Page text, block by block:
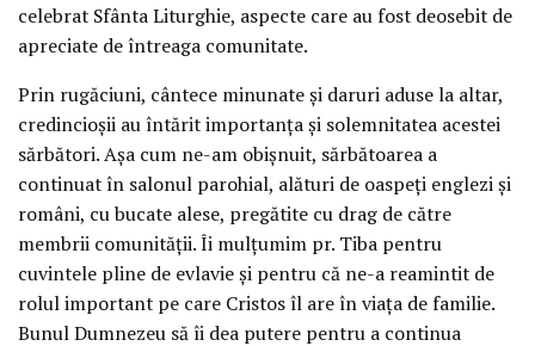
celebrat Sfânta Liturghie, aspecte care au fost deosebit de
apreciate de întreaga comunitate.
Prin rugăciuni, cântece minunate și daruri aduse la altar,
credincioșii au întărit importanța și solemnitatea acestei
sărbători. Așa cum ne-am obișnuit, sărbătoarea a
continuat în salonul parohial, alături de oaspeți englezi și
români, cu bucate alese, pregătite cu drag de către
membrii comunității. Îi mulțumim pr. Tiba pentru
cuvintele pline de evlavie și pentru că ne-a reamintit de
rolul important pe care Cristos îl are în viața de familie.
Bunul Dumnezeu să îi dea putere pentru a continua